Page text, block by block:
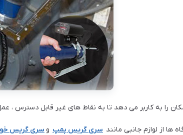
را به کاربر می دهد تا به نقاط های غیر قابل دسترس ،
ها از لوازم جانبی مانند سری گریس پمپ و سری گریس